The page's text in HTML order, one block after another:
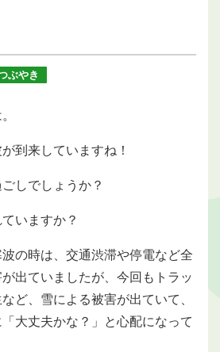
ぶやき
到来していますね！
しでしょうか？
いますか？
の時は、交通渋滞や停電など全
出ていましたが、今回もトラッ
ど、雪による被害が出ていて、
大丈夫かな？」と心配になって